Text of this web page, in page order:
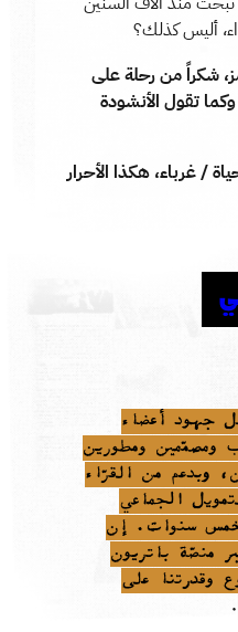
أليس كذلك؟
شكراً من رحلة على
تقول الأنشودة
/ غرباء، هكذا الأحرار
جهود أعضاء
ومصمّمين ومطورين
وبدعم من القرّاء
الجماعي
خمس سنوات. إن
منصّة باتريون
وقدرتنا على
.